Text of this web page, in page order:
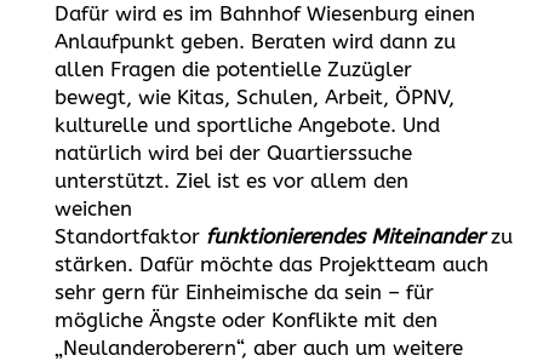
Dafür wird es im Bahnhof Wiesenburg einen
Anlaufpunkt geben. Beraten wird dann zu
allen Fragen die potentielle Zuzügler
bewegt, wie Kitas, Schulen, Arbeit, ÖPNV,
kulturelle und sportliche Angebote. Und
natürlich wird bei der Quartierssuche
unterstützt. Ziel ist es vor allem den
weichen
Standortfaktor funktionierendes Miteinanderzu
stärken. Dafür möchte das Projektteam auch
sehr gern für Einheimische da sein – für
mögliche Ängste oder Konflikte mit den
„Neulanderoberern“, aber auch um weitere